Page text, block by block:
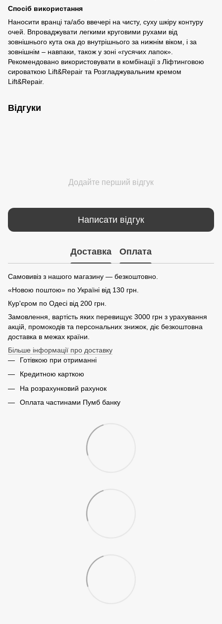
Спосіб використання
Наносити вранці та/або ввечері на чисту, суху шкіру контуру
очей. Впроваджувати легкими круговими рухами від
зовнішнього кута ока до внутрішнього за нижнім віком, і за
зовнішнім – навпаки, також у зоні «гусячих лапок».
Рекомендовано використовувати в комбінації з Ліфтинговою
сироваткою Lift&Repair та Розгладжувальним кремом
Lift&Repair.
Відгуки
Додайте перший відгук
Написати відгук
Доставка Оплата
Самовивіз з нашого магазину — безкоштовно.
«Новою поштою» по Україні від 130 грн.
Кур'єром по Одесі від 200 грн.
Замовлення, вартість яких перевищує 3000 грн з урахування
акцій, промокодів та персональних знижок, діє безкоштовна
доставка в межах країни.
Більше інформації про доставку
Готівкою при отриманні
Кредитною карткою
На розрахунковий рахунок
Оплата частинами Пумб банку